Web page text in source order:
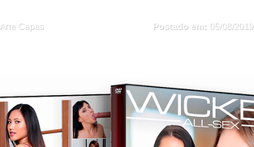
Arte Capas Postado em: 05/08/2019